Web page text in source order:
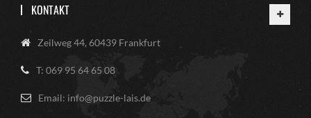
KONTAKT
Zeilweg 44, 60439 Frankfurt
T: 069 95 64 65 08
Email: info@puzzle-lais.de